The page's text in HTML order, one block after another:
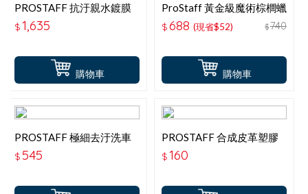
購物車
PROSTAFF 抗汙親水鍍膜
S183
$1,635
購物車
ProStaff 黃金級魔術棕櫚蠟
S140 (100g)
$688 (現省$52) $740
PROSTAFF 極細去汙洗車
泡 S186
$ 545
PROSTAFF 合成皮革塑膠
橡膠護膜 S162
$160